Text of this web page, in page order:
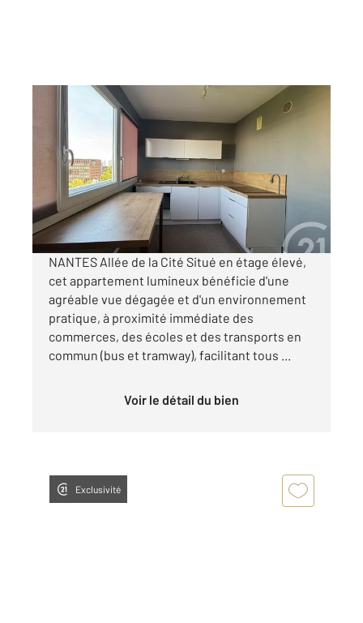
NANTES 44
, 3 pièces
Ref : 1881
Appartement F3 à vendre
196 400 €
Visiter le site dédié
NANTES Allée de la Cité Situé en étage élevé,
cet appartement lumineux bénéficie d'une
agréable vue dégagée et d'un environnement
pratique, à proximité immédiate des
commerces, des écoles et des transports en
commun (bus et tramway), facilitant tous ...
Voir le détail du bien
Exclusivité